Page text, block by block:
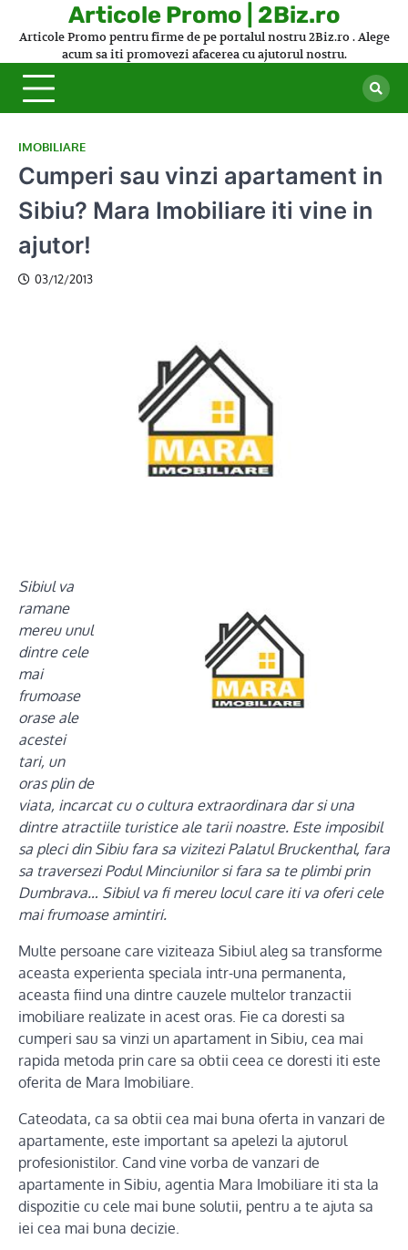
Articole Promo | 2Biz.ro
Articole Promo pentru firme de pe portalul nostru 2Biz.ro . Alege
acum sa iti promovezi afacerea cu ajutorul nostru.
IMOBILIARE
Cumperi sau vinzi apartament in
Sibiu? Mara Imobiliare iti vine in
ajutor!
03/12/2013
Sibiul va
ramane
mereu unul
dintre cele
mai
frumoase
orase ale
acestei
tari, un
oras plin de
viata, incarcat cu o cultura extraordinara dar si una
dintre atractiile turistice ale tarii noastre. Este imposibil
sa pleci din Sibiu fara sa vizitezi Palatul Bruckenthal, fara
sa traversezi Podul Minciunilor si fara sa te plimbi prin
Dumbrava… Sibiul va fi mereu locul care iti va oferi cele
mai frumoase amintiri.
Multe persoane care viziteaza Sibiul aleg sa transforme
aceasta experienta speciala intr-una permanenta,
aceasta fiind una dintre cauzele multelor tranzactii
imobiliare realizate in acest oras. Fie ca doresti sa
cumperi sau sa vinzi un apartament in Sibiu, cea mai
rapida metoda prin care sa obtii ceea ce doresti iti este
oferita de Mara Imobiliare.
Cateodata, ca sa obtii cea mai buna oferta in vanzari de
apartamente, este important sa apelezi la ajutorul
profesionistilor. Cand vine vorba de vanzari de
apartamente in Sibiu, agentia Mara Imobiliare iti sta la
dispozitie cu cele mai bune solutii, pentru a te ajuta sa
iei cea mai buna decizie.